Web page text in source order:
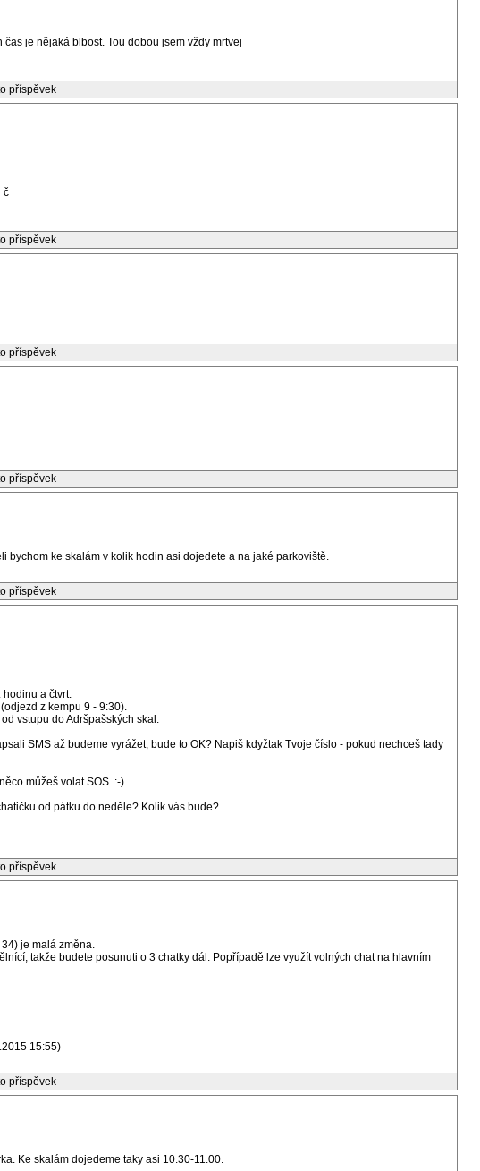
je nějaká blbost. Tou dobou jsem vždy mrtvej
příspěvek
č
příspěvek
příspěvek
příspěvek
bychom ke skalám v kolik hodin asi dojedete a na jaké parkoviště.
příspěvek
hodinu a čtvrt.
z kempu 9 - 9:30).
vstupu do Adršpašských skal.
SMS až budeme vyrážet, bude to OK? Napiš kdyžtak Tvoje číslo - pokud nechceš tady
můžeš volat SOS. :-)
od pátku do neděle? Kolik vás bude?
příspěvek
je malá změna.
takže budete posunuti o 3 chatky dál. Popřípadě lze využít volných chat na hlavním
15:55)
příspěvek
Ke skalám dojedeme taky asi 10.30-11.00.